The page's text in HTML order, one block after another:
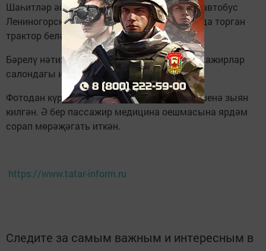
Шаһитләр әйтүенчә, пассажирлар утырган автобус
Лениногорскига таба барганда, юл кырыенда торган
трактор белән бәрелешә.
Бәрелү нәтиҗәсендә автобус эчендәге пассажирлар
салондагы идәнгә егылалар.
Фотодан күренгәнчә, автобусның алгы өлешенә зыян
килгән. Ә бер пассажир медицина оешмасына ярдәм
сорап мөрәҗәгать иткән.
https://www.tatar-inform.ru
Следите за самым важным и интересным в